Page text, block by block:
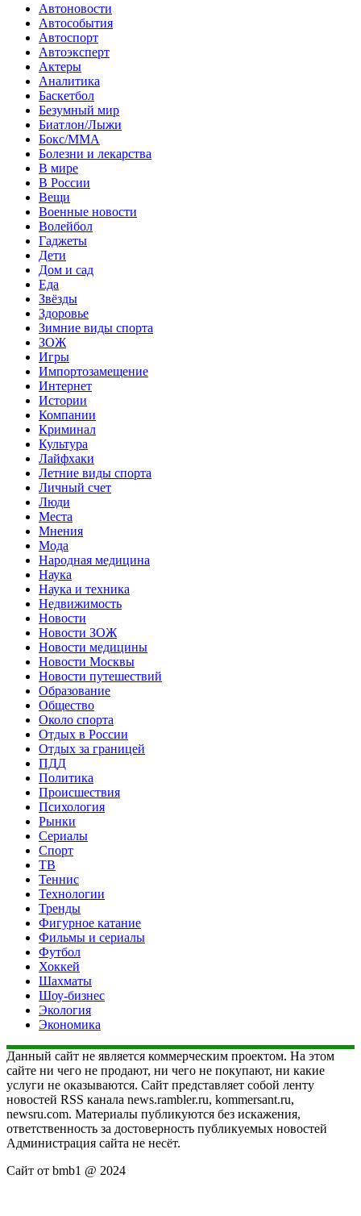
Автоновости
Автособытия
Автоспорт
Автоэксперт
Актеры
Аналитика
Баскетбол
Безумный мир
Биатлон/Лыжи
Бокс/MMA
Болезни и лекарства
В мире
В России
Вещи
Военные новости
Волейбол
Гаджеты
Дети
Дом и сад
Еда
Звёзды
Здоровье
Зимние виды спорта
ЗОЖ
Игры
Импортозамещение
Интернет
Истории
Компании
Криминал
Культура
Лайфхаки
Летние виды спорта
Личный счет
Люди
Места
Мнения
Мода
Народная медицина
Наука
Наука и техника
Недвижимость
Новости
Новости ЗОЖ
Новости медицины
Новости Москвы
Новости путешествий
Образование
Общество
Около спорта
Отдых в России
Отдых за границей
ПДД
Политика
Происшествия
Психология
Рынки
Сериалы
Спорт
ТВ
Теннис
Технологии
Тренды
Фигурное катание
Фильмы и сериалы
Футбол
Хоккей
Шахматы
Шоу-бизнес
Экология
Экономика
Данный сайт не является коммерческим проектом. На этом
сайте ни чего не продают, ни чего не покупают, ни какие
услуги не оказываются. Сайт представляет собой ленту
новостей RSS канала news.rambler.ru, kommersant.ru,
newsru.com. Материалы публикуются без искажения,
ответственность за достоверность публикуемых новостей
Администрация сайта не несёт.
Сайт от bmb1 @ 2024